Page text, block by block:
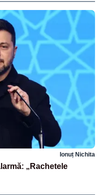
Ionuț Nichita
„Rachetele